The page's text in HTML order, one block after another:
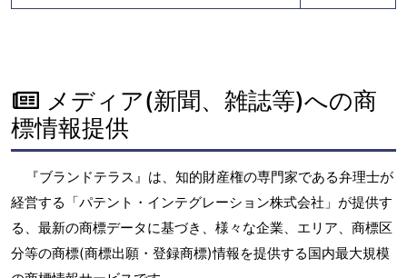
メディア(新聞、雑誌等)への商
標情報提供
『ブランドテラス』は、知的財産権の専門家である弁理士が
経営する「パテント・インテグレーション株式会社」が提供す
る、最新の商標データに基づき、様々な企業、エリア、商標区
分等の商標(商標出願・登録商標)情報を提供する国内最大規模